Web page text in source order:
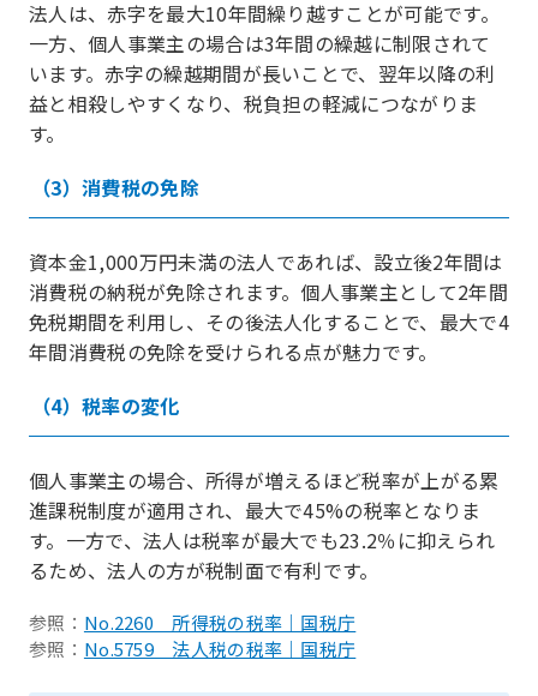
法人は、赤字を最大10年間繰り越すことが可能です。
一方、個人事業主の場合は3年間の繰越に制限されて
います。赤字の繰越期間が長いことで、翌年以降の利
益と相殺しやすくなり、税負担の軽減につながりま
す。
（3）消費税の免除
資本金1,000万円未満の法人であれば、設立後2年間は
消費税の納税が免除されます。個人事業主として2年間
免税期間を利用し、その後法人化することで、最大で4
年間消費税の免除を受けられる点が魅力です。
（4）税率の変化
個人事業主の場合、所得が増えるほど税率が上がる累
進課税制度が適用され、最大で45%の税率となりま
す。一方で、法人は税率が最大でも23.2％に抑えられ
るため、法人の方が税制面で有利です。
参照： No.2260 所得税の税率｜国税庁
参照： No.5759 法人税の税率｜国税庁